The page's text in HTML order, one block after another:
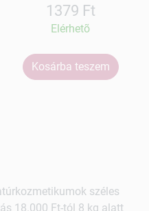
1379 Ft
Elérhetõ
Kosárba teszem
széles
18.000 Ft-tól 8 kg alatt